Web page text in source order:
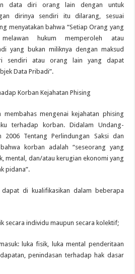
data diri orang lain dengan untuk
dirinya sendiri itu dilarang, sesuai
menyatakan bahwa “Setiap Orang yang
hukum memperoleh atau
yang bukan miliknya dengan maksud
sendiri atau orang lain yang dapat
Data Pribadi”.
Korban Kejahatan Phising
mengenai kejahatan phising
terhadap korban. Didalam Undang-
Tentang Perlindungan Saksi dan
korban adalah “seseorang yang
mental, dan/atau kerugian ekonomi yang
pidana”.
di kualifikasikan dalam beberapa
secara individu maupun secara kolektif;
luka fisik, luka mental penderitaan
penindasan terhadap hak dasar